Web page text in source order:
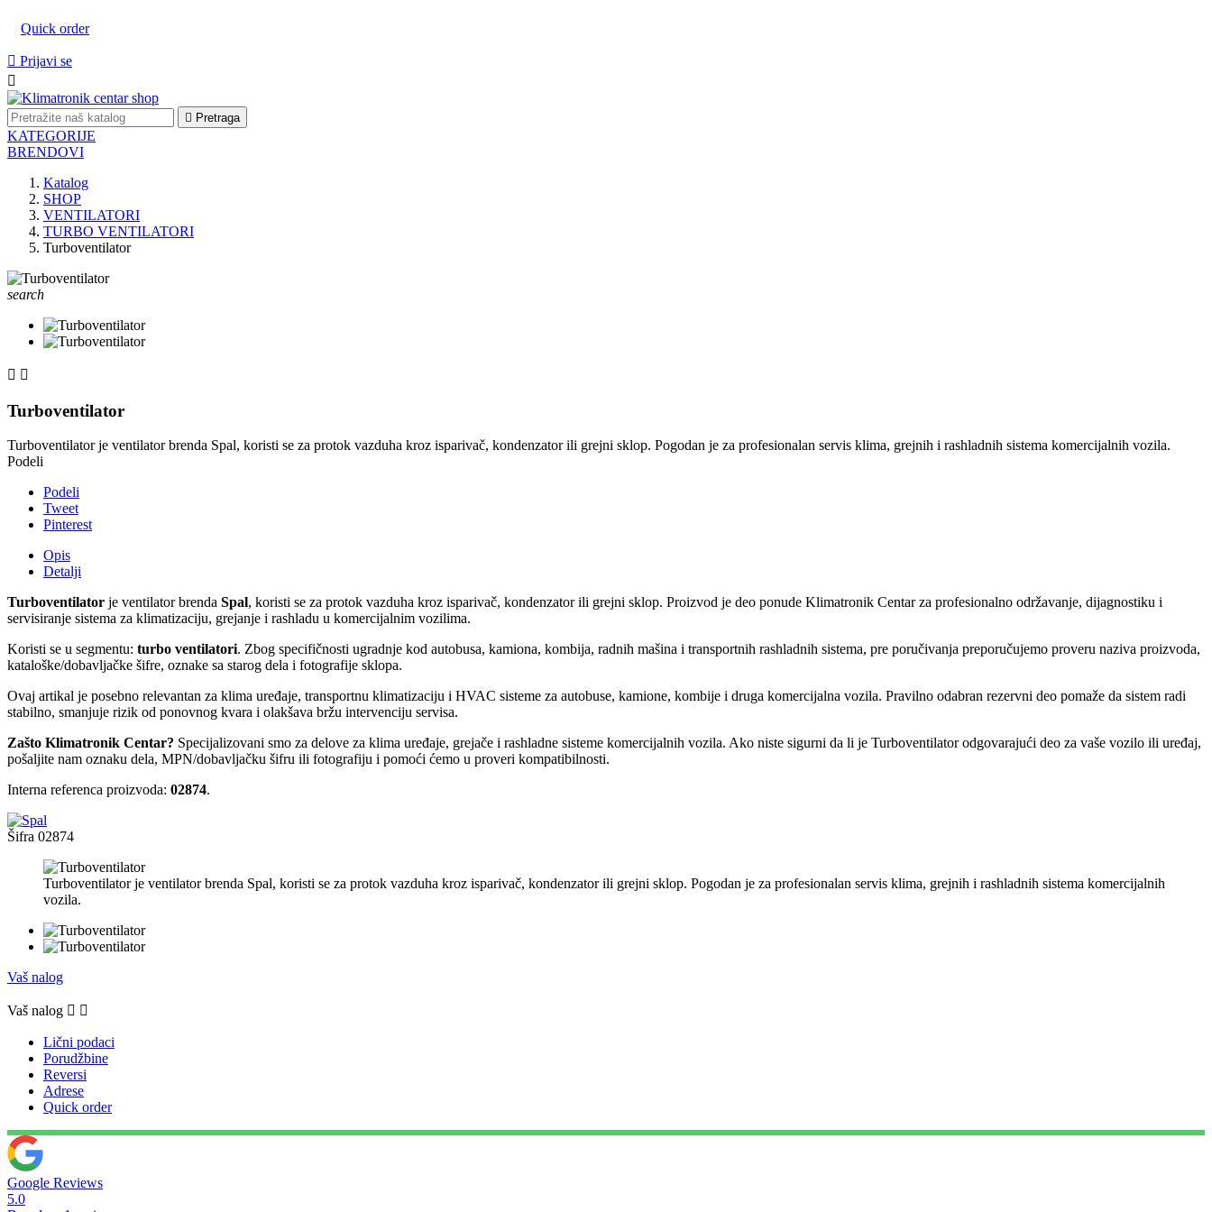
Quick order
 Prijavi se

 Pretraga
KATEGORIJE
BRENDOVI
Katalog
SHOP
VENTILATORI
TURBO VENTILATORI
Turboventilator
search
 
Turboventilator
Turboventilator je ventilator brenda Spal, koristi se za protok vazduha kroz isparivač, kondenzator ili grejni sklop. Pogodan je za profesionalan servis klima, grejnih i rashladnih sistema komercijalnih vozila.
Podeli
Podeli
Tweet
Pinterest
Opis
Detalji
Turboventilator je ventilator brenda Spal, koristi se za protok vazduha kroz isparivač, kondenzator ili grejni sklop. Proizvod je deo ponude Klimatronik Centar za profesionalno održavanje, dijagnostiku i
servisiranje sistema za klimatizaciju, grejanje i rashladu u komercijalnim vozilima.
Koristi se u segmentu: turbo ventilatori. Zbog specifičnosti ugradnje kod autobusa, kamiona, kombija, radnih mašina i transportnih rashladnih sistema, pre poručivanja preporučujemo proveru naziva proizvoda,
kataloške/dobavljačke šifre, oznake sa starog dela i fotografije sklopa.
Ovaj artikal je posebno relevantan za klima uređaje, transportnu klimatizaciju i HVAC sisteme za autobuse, kamione, kombije i druga komercijalna vozila. Pravilno odabran rezervni deo pomaže da sistem radi
stabilno, smanjuje rizik od ponovnog kvara i olakšava bržu intervenciju servisa.
Zašto Klimatronik Centar? Specijalizovani smo za delove za klima uređaje, grejače i rashladne sisteme komercijalnih vozila. Ako niste sigurni da li je Turboventilator odgovarajući deo za vaše vozilo ili uređaj,
pošaljite nam oznaku dela, MPN/dobavljačku šifru ili fotografiju i pomoći ćemo u proveri kompatibilnosti.
Interna referenca proizvoda: 02874.
Šifra 02874
Turboventilator je ventilator brenda Spal, koristi se za protok vazduha kroz isparivač, kondenzator ili grejni sklop. Pogodan je za profesionalan servis klima, grejnih i rashladnih sistema komercijalnih
vozila.
Vaš nalog
Vaš nalog  
Lični podaci
Porudžbine
Reversi
Adrese
Quick order
Google Reviews
5.0